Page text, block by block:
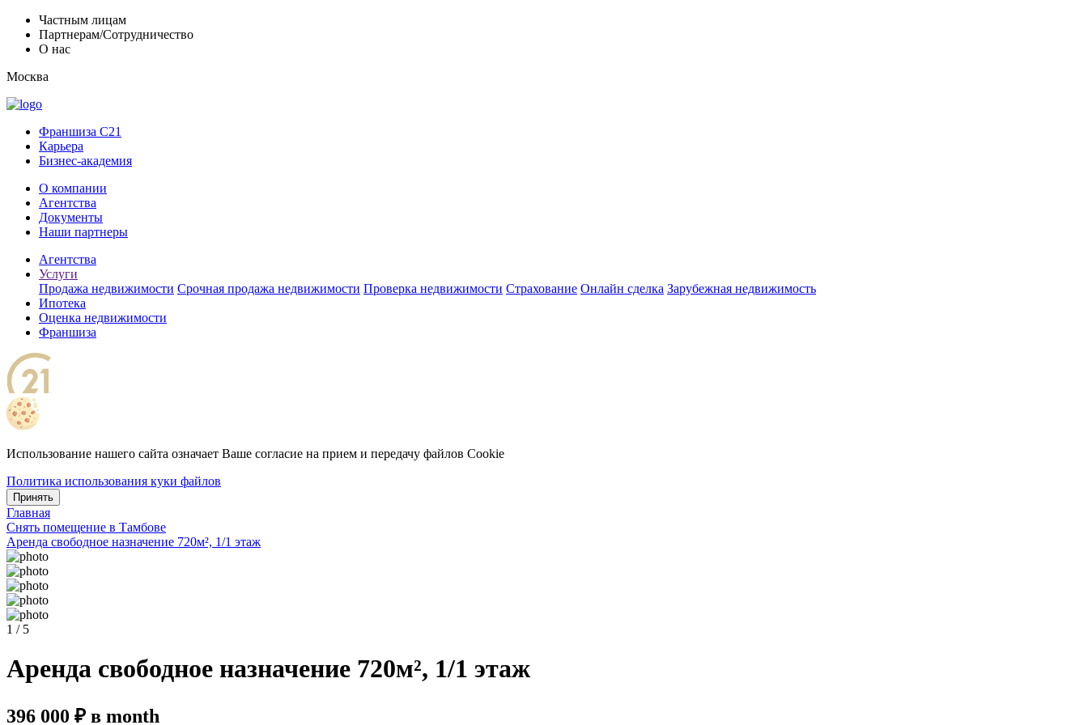
Частным лицам
Партнерам/Сотрудничество
О нас
Москва
Франшиза C21
Карьера
Бизнес-академия
О компании
Агентства
Документы
Наши партнеры
Агентства
Услуги
Продажа недвижимости Срочная продажа недвижимости Проверка недвижимости Страхование Онлайн сделка Зарубежная недвижимость
Ипотека
Оценка недвижимости
Франшиза
Использование нашего сайта означает Ваше согласие на прием и передачу файлов Cookie
Политика использования куки файлов
Принять
Главная
Снять помещение в Тамбове
Аренда свободное назначение 720м², 1/1 этаж
1 / 5
Аренда свободное назначение 720м², 1/1 этаж
396 000 ₽ в month